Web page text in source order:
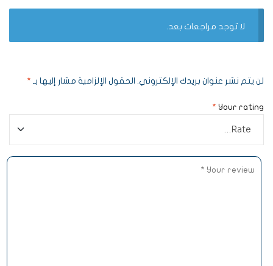
لا توجد مراجعات بعد.
لن يتم نشر عنوان بريدك الإلكتروني. الحقول الإلزامية مشار إليها بـ *
Your rating
*